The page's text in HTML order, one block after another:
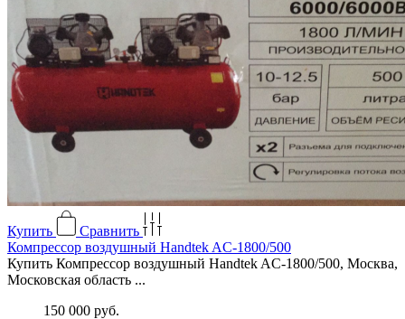
Купить
Сравнить
Компрессор воздушный Handtek AC-1800/500
Купить Компрессор воздушный Handtek AC-1800/500, Москва,
Московская область ...
150 000 руб.